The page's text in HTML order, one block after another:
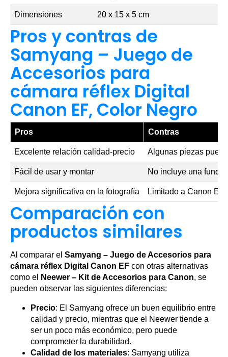
Dimensiones 20 x 15 x 5 cm
Pros y contras de
Samyang – Juego de
Accesorios para
cámara réflex Digital
Canon EF, Color Negro
Pros Contras
Excelente relación calidad-precio Algunas piezas
Fácil de usar y montar No incluye una funda
Mejora significativa en la fotografía Limitado a Canon EF
Comparación con
productos similares
Al comparar el Samyang – Juego de Accesorios para
cámara réflex Digital Canon EF con otras alternativas
como el
Neewer – Kit de Accesorios para Canon, se
pueden observar las siguientes diferencias:
Precio: El Samyang ofrece un buen equilibrio entre
calidad y precio, mientras que el Neewer tiende a
ser un poco más económico, pero puede
comprometer la durabilidad.
Calidad de los materiales: Samyang utiliza